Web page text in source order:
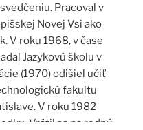
Pracoval v
Novej Vsi ako
V roku 1968, v čase
Jazykovú školu v
(1970) odišiel učiť
fakultu
V roku 1982
Vrátil sa na rodný